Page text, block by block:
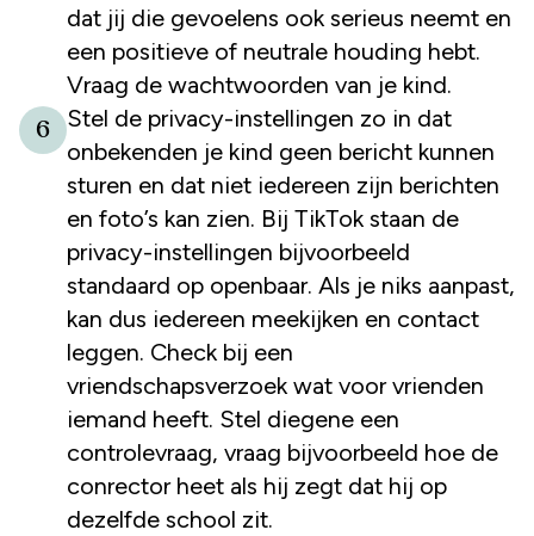
dat jij die gevoelens ook serieus neemt en
een positieve of neutrale houding hebt.
Vraag de wachtwoorden van je kind.
6
Stel de privacy-instellingen zo in dat
onbekenden je kind geen bericht kunnen
sturen en dat niet iedereen zijn berichten
en foto’s kan zien. Bij TikTok staan de
privacy-instellingen bijvoorbeeld
standaard op openbaar. Als je niks aanpast,
kan dus iedereen meekijken en contact
leggen. Check bij een
vriendschapsverzoek wat voor vrienden
iemand heeft. Stel diegene een
controlevraag, vraag bijvoorbeeld hoe de
conrector heet als hij zegt dat hij op
dezelfde school zit.